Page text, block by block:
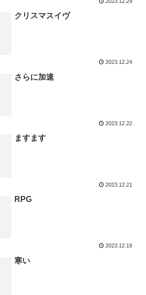
クリスマスイヴ
2023.12.24
さらに加速
2023.12.22
ますます
2023.12.21
RPG
2023.12.19
寒い